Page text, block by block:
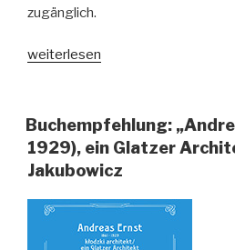
zugänglich.
„Schloss
Leśna
Skała)
im
Land
weiterlesen
Buchempfehlung:
1929), ein Glatzer
Jakubowicz